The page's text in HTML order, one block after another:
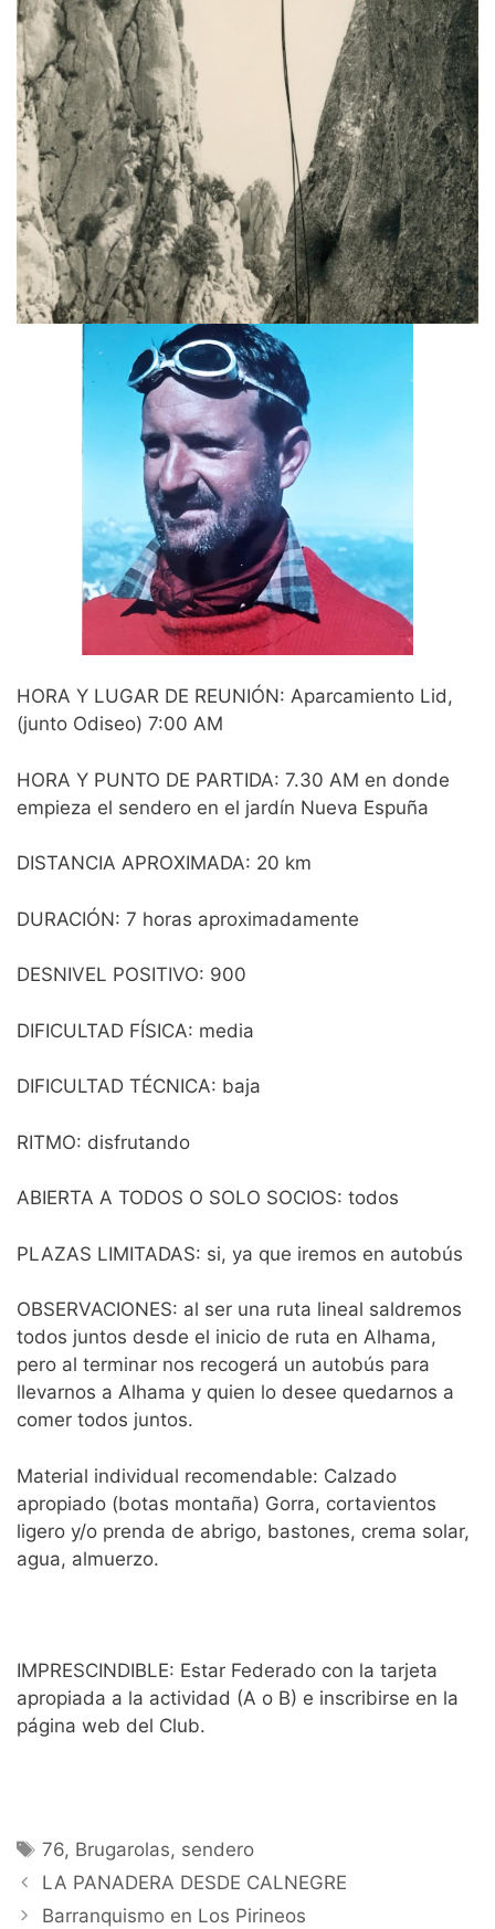
HORA Y LUGAR DE REUNIÓN: Aparcamiento Lid,
(junto Odiseo) 7:00 AM
HORA Y PUNTO DE PARTIDA: 7.30 AM en donde
empieza el sendero en el jardín Nueva Espuña
DISTANCIA APROXIMADA: 20 km
DURACIÓN: 7 horas aproximadamente
DESNIVEL POSITIVO: 900
DIFICULTAD FÍSICA: media
DIFICULTAD TÉCNICA: baja
RITMO: disfrutando
ABIERTA A TODOS O SOLO SOCIOS: todos
PLAZAS LIMITADAS: si, ya que iremos en autobús
OBSERVACIONES: al ser una ruta lineal saldremos
todos juntos desde el inicio de ruta en Alhama,
pero al terminar nos recogerá un autobús para
llevarnos a Alhama y quien lo desee quedarnos a
comer todos juntos.
Material individual recomendable: Calzado
apropiado (botas montaña) Gorra, cortavientos
ligero y/o prenda de abrigo, bastones, crema solar,
agua, almuerzo.
IMPRESCINDIBLE: Estar Federado con la tarjeta
apropiada a la actividad (A o B) e inscribirse en la
página web del Club.
Etiquetas
76, Brugarolas, sendero
LA PANADERA DESDE CALNEGRE
Barranquismo en Los Pirineos